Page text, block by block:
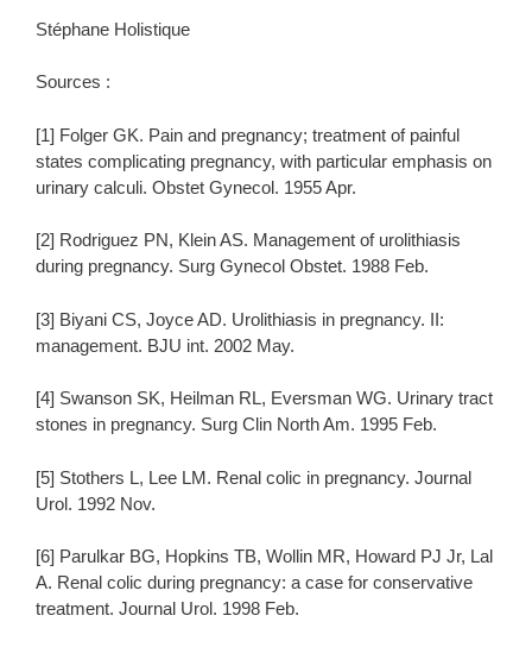
Stéphane Holistique
Sources :
[1] Folger GK. Pain and pregnancy; treatment of painful
states complicating pregnancy, with particular emphasis on
urinary calculi. Obstet Gynecol. 1955 Apr.
[2] Rodriguez PN, Klein AS. Management of urolithiasis
during pregnancy. Surg Gynecol Obstet. 1988 Feb.
[3] Biyani CS, Joyce AD. Urolithiasis in pregnancy. II:
management. BJU int. 2002 May.
[4] Swanson SK, Heilman RL, Eversman WG. Urinary tract
stones in pregnancy. Surg Clin North Am. 1995 Feb.
[5] Stothers L, Lee LM. Renal colic in pregnancy. Journal
Urol. 1992 Nov.
[6] Parulkar BG, Hopkins TB, Wollin MR, Howard PJ Jr, Lal
A. Renal colic during pregnancy: a case for conservative
treatment. Journal Urol. 1998 Feb.